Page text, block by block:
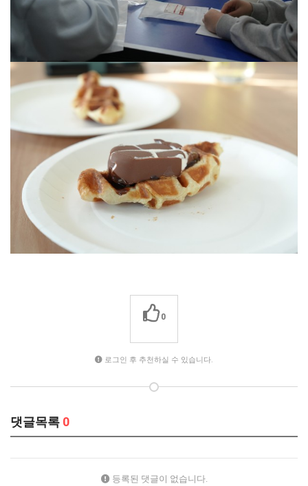
0
로그인 후 추천하실 수 있습니다.
댓글목록 0
등록된 댓글이 없습니다.